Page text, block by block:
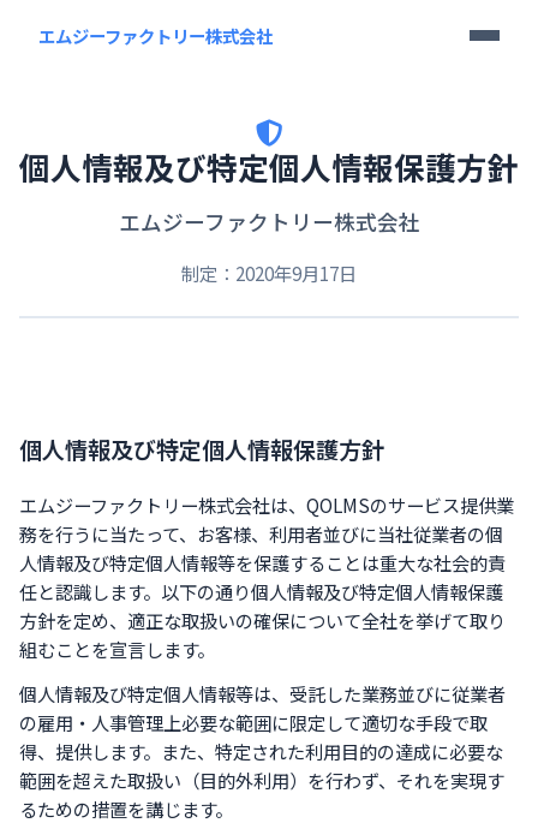
エムジーファクトリー株式会社
個人情報及び特定個人情報保護方針
エムジーファクトリー株式会社
制定：2020年9月17日
個人情報及び特定個人情報保護方針
エムジーファクトリー株式会社は、QOLMSのサービス提供業
務を行うに当たって、お客様、利用者並びに当社従業者の個
人情報及び特定個人情報等を保護することは重大な社会的責
任と認識します。以下の通り個人情報及び特定個人情報保護
方針を定め、適正な取扱いの確保について全社を挙げて取り
組むことを宣言します。
個人情報及び特定個人情報等は、受託した業務並びに従業者
の雇用・人事管理上必要な範囲に限定して適切な手段で取
得、提供します。また、特定された利用目的の達成に必要な
範囲を超えた取扱い（目的外利用）を行わず、それを実現す
るための措置を講じます。